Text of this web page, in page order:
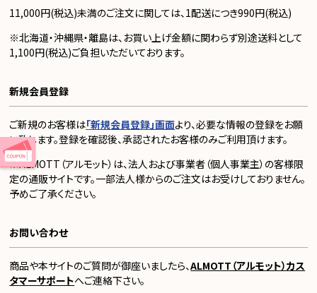
11,000円(税込)未満のご注文に関しては、1配送につき990円(税込)
※北海道・沖縄県・離島は、お買い上げ金額に関わらず別途送料として
1,100円(税込)ご負担いただいております。
新規会員登録
ご新規のお客様は「新規会員登録」画面より、必要な情報の登録をお願
い致します。登録を確認後、承認されたお客様のみご利用頂けます。
※ALMOTT（アルモット）は、法人および事業者（個人事業主）の客様限
定の通販サイトです。一部法人様からのご注文はお受けしておりません。
予めご了承ください。
お問い合わせ
商品や本サイトのご質問が御座いましたら、ALMOTT（アルモット）カス
タマーサポートへご連絡下さい。